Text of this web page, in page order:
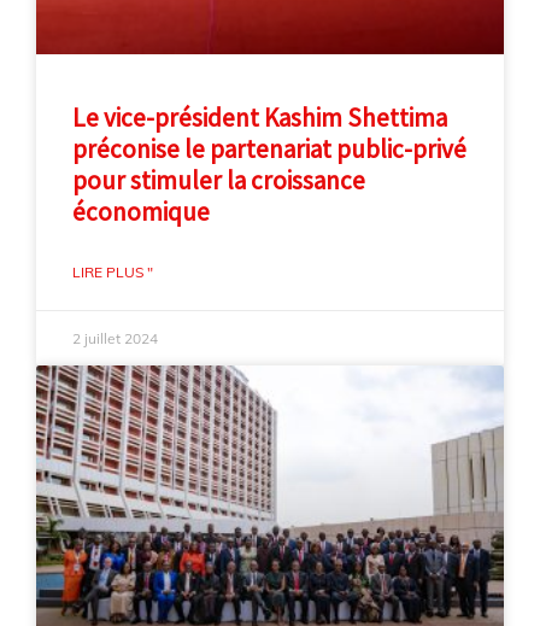
Le vice-président Kashim Shettima
préconise le partenariat public-privé
pour stimuler la croissance
économique
LIRE PLUS "
2 juillet 2024